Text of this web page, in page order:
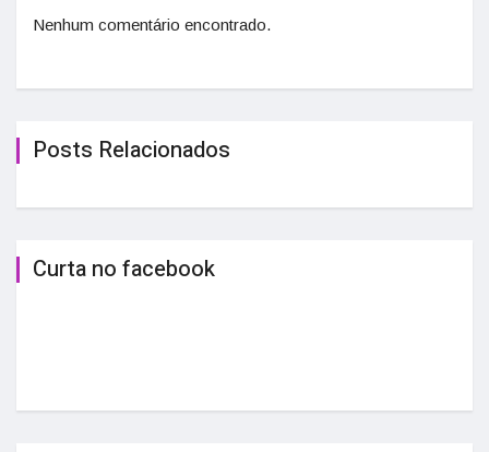
Nenhum comentário encontrado.
Posts Relacionados
Curta no facebook